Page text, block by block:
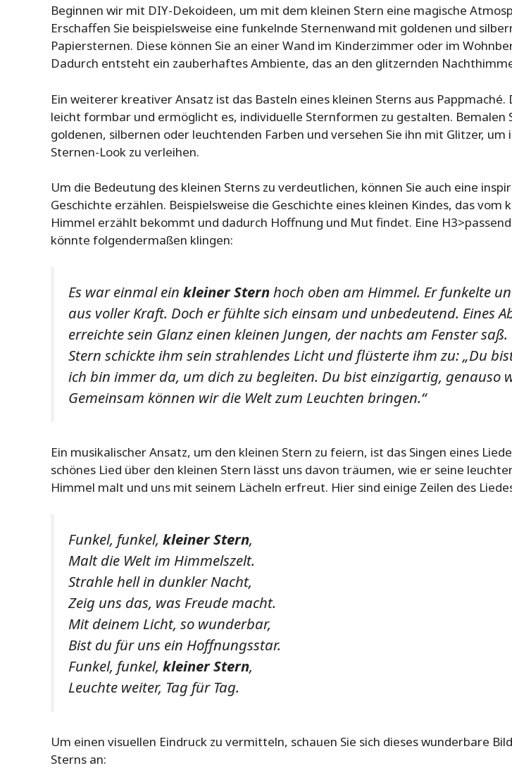
Beginnen wir mit DIY-Dekoideen, um mit dem kleinen Stern eine magische
Erschaffen Sie beispielsweise eine funkelnde Sternenwand mit goldenen und
Papiersternen. Diese können Sie an einer Wand im Kinderzimmer oder im
Dadurch entsteht ein zauberhaftes Ambiente, das an den glitzernden
Ein weiterer kreativer Ansatz ist das Basteln eines kleinen Sterns aus
leicht formbar und ermöglicht es, individuelle Sternformen zu gestalten. Bemalen
goldenen, silbernen oder leuchtenden Farben und versehen Sie ihn mit Glitzer,
Sternen-Look zu verleihen.
Um die Bedeutung des kleinen Sterns zu verdeutlichen, können Sie auch eine
Geschichte erzählen. Beispielsweise die Geschichte eines kleinen Kindes, das vom
Himmel erzählt bekommt und dadurch Hoffnung und Mut findet. Eine
könnte folgendermaßen klingen:
Es war einmal ein kleiner Sternhoch oben am Himmel. Er funkelte
aus voller Kraft. Doch er fühlte sich einsam und unbedeutend. Eines
erreichte sein Glanz einen kleinen Jungen, der nachts am Fenster
Stern schickte ihm sein strahlendes Licht und flüsterte ihm zu: „Du
ich bin immer da, um dich zu begleiten. Du bist einzigartig, genauso
Gemeinsam können wir die Welt zum Leuchten bringen.“
Ein musikalischer Ansatz, um den kleinen Stern zu feiern, ist das Singen eines
schönes Lied über den kleinen Stern lässt uns davon träumen, wie er seine
Himmel malt und uns mit seinem Lächeln erfreut. Hier sind einige Zeilen des
Funkel, funkel, kleiner Stern,
Malt die Welt im Himmelszelt.
Strahle hell in dunkler Nacht,
Zeig uns das, was Freude macht.
Mit deinem Licht, so wunderbar,
Bist du für uns ein Hoffnungsstar.
Funkel, funkel, kleiner Stern,
Leuchte weiter, Tag für Tag.
Um einen visuellen Eindruck zu vermitteln, schauen Sie sich dieses wunderbare
Sterns an: